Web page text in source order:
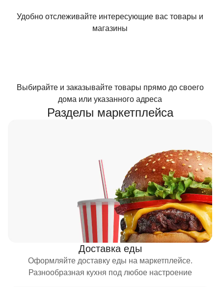
Удобно отслеживайте интересующие вас товары и
магазины
Выбирайте и заказывайте товары прямо до своего
дома или указанного адреса
Разделы маркетплейса
Доставка еды
Оформляйте доставку еды на маркетплейсе.
Разнообразная кухня под любое настроение